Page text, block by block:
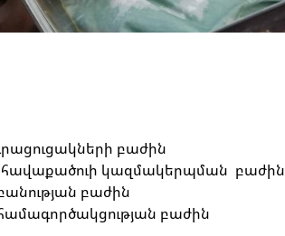
բաժին
կազմակերպման բաժին
բաժին
բաժին